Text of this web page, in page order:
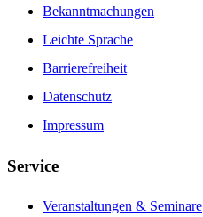
Bekanntmachungen
Leichte Sprache
Barrierefreiheit
Datenschutz
Impressum
Service
Veranstaltungen & Seminare